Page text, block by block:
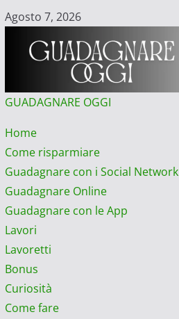
Vai
contenuto
Agosto 7, 2026
GUADAGNARE OGGI
Menu
principale
Home
Come risparmiare
Guadagnare con i Social Network
Guadagnare Online
Guadagnare con le App
Lavori
Lavoretti
Bonus
Curiosità
Come fare